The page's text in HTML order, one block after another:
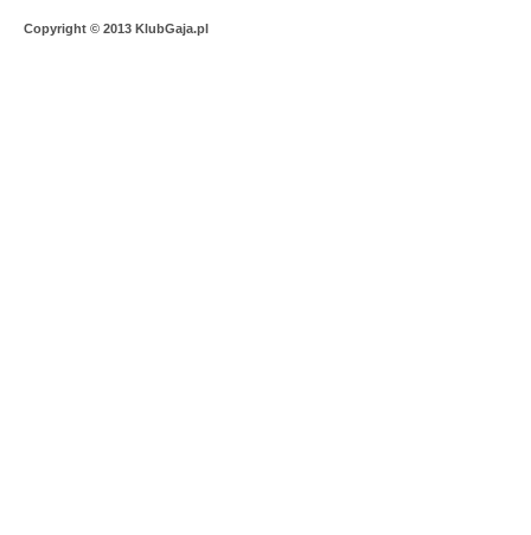
Copyright © 2013 KlubGaja.pl